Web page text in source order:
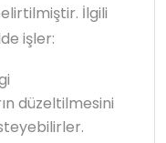
İlgili
işler:
düzeltilmesini